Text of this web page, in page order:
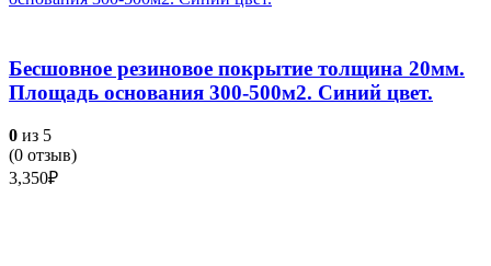
Бесшовное резиновое покрытие толщина 20мм.
Площадь основания 300-500м2. Синий цвет.
0 из 5
(0 отзыв)
3,350₽